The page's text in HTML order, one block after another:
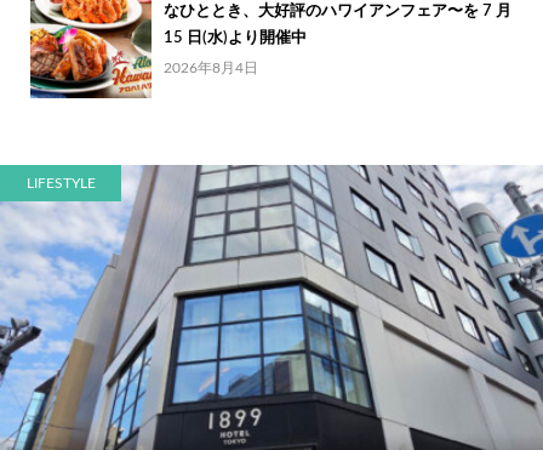
なひととき、大好評のハワイアンフェア〜を 7 月
15 日(水)より開催中
2026年8月4日
LIFESTYLE